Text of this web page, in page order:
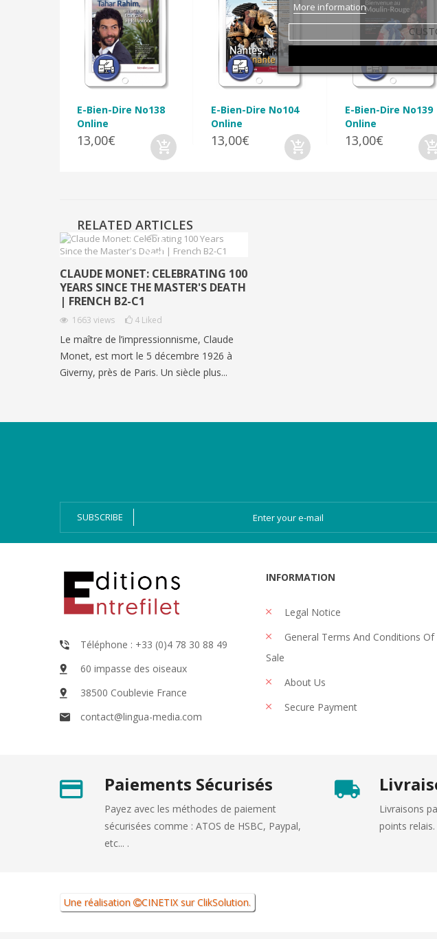
E-Bien-Dire No138
Online
13,00€
E-Bien-Dire No104
Online
13,00€
E-Bien-Dire No139
Online
13,00€
RELATED ARTICLES
CLAUDE MONET: CELEBRATING 100
YEARS SINCE THE MASTER'S DEATH
| FRENCH B2-C1
1663 views 4 Liked
Le maître de l’impressionnisme, Claude
Monet, est mort le 5 décembre 1926 à
Giverny, près de Paris. Un siècle plus...
More information
SUBSCRIBE
Téléphone : +33 (0)4 78 30 88 49
60 impasse des oiseaux
38500 Coublevie France
contact@lingua-media.com
INFORMATION
Legal Notice
General Terms And Conditions Of
Sale
About Us
Secure Payment
Paiements Sécurisés
Payez avec les méthodes de paiement
sécurisées comme : ATOS de HSBC, Paypal,
etc... .
Livraisons
points relais.
Une réalisation CINETIX surClikSolution.